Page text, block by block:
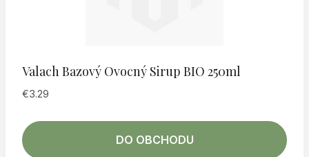
Valach Bazový Ovocný Sirup BIO 250ml
€3.29
DO OBCHODU